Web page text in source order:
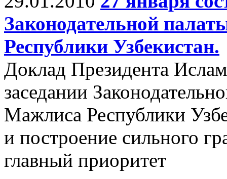
Законодательной
Республики Узбекистан.
Доклад Президента
заседании
Мажлиса Республики
и построение сильного
главный приоритет